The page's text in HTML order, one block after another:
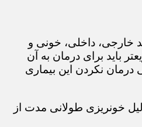
خارجی، داخلی، خونی و
باید برای درمان به آن
درمان نکردن این بیماری
خونریزی طولانی مدت از